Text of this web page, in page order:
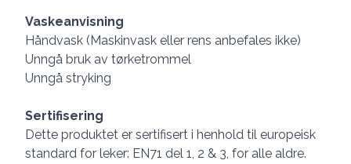
Vaskeanvisning
Håndvask (Maskinvask eller rens anbefales ikke)
Unngå bruk av tørketrommel
Unngå stryking
Sertifisering
Dette produktet er sertifisert i henhold til europeisk
standard for leker: EN71 del 1, 2 & 3, for alle aldre.